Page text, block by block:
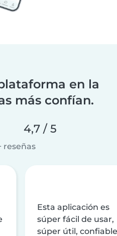
en la
más confían.
4,7 / 5
reseñas
Esta aplicación es
súper fácil de usar,
súper útil,